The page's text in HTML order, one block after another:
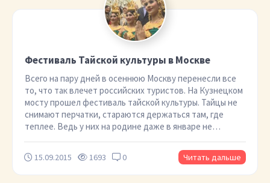
Фестиваль Тайской культуры в Москве
Всего на пару дней в осеннюю Москву перенесли все
то, что так влечет российских туристов. На Кузнецком
мосту прошел фестиваль тайской культуры. Тайцы не
снимают перчатки, стараются держаться там, где
теплее. Ведь у них на родине даже в январе не…
15.09.2015 1693 0 Читать дальше